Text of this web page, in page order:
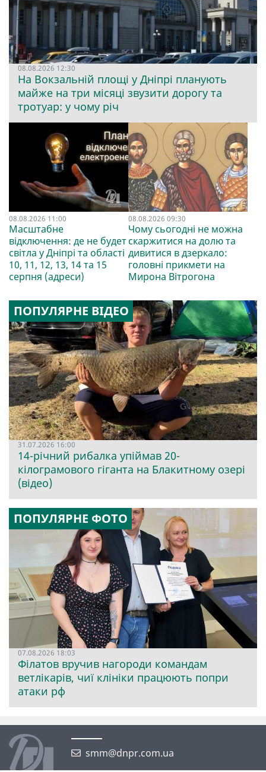
08.08.2026 12:30
На Вокзальній площі у Дніпрі планують
майже на три місяці звузити дорогу та
тротуар: у чому річ
08.08.2026 11:00
Масштабне
відключення: де не будет
світла у Дніпрі та області
10, 11, 12, 13, 14 та 15
серпня (адреси)
08.08.2026 09:30
Чому сьогодні не можна
скаржитися на долю та
дивитися в дзеркало:
головні прикмети на
Мирона Вітрогона
ПОПУЛЯРНЕ ВІДЕО
31.07.2026 16:00
14-річний рибалка упіймав 20-
кілограмового гіганта на Блакитному озері
(відео)
ПОПУЛЯРНЕ ФОТО
07.08.2026 18:03
Філатов вручив нагороди командам
ветлікарів, чиї клініки працюють попри
атаки рф
smm@dnpr.com.ua